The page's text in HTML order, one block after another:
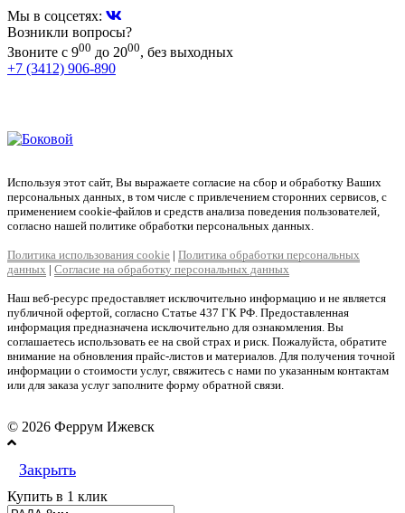
Мы в соцсетях:
Возникли вопросы?
Звоните с 900 до 2000, без выходных
+7 (3412) 906-890
Используя этот сайт, Вы выражаете согласие на сбор и обработку Ваших
персональных данных, в том числе с привлечением сторонних сервисов, с
применением cookie-файлов и средств анализа поведения пользователей,
согласно нашей политике обработки персональных данных.
Политика использования cookie | Политика обработки персональных
данных | Согласие на обработку персональных данных
Наш веб-ресурс предоставляет исключительно информацию и не является
публичной офертой, согласно Статье 437 ГК РФ. Предоставленная
информация предназначена исключительно для ознакомления. Вы
соглашаетесь использовать ее на свой страх и риск. Пожалуйста, обратите
внимание на обновления прайс-листов и материалов. Для получения точной
информации о стоимости услуг, свяжитесь с нами по указанным контактам
или для заказа услуг заполните форму обратной связи.
© 2026 Феррум Ижевск
Закрыть
Купить в 1 клик